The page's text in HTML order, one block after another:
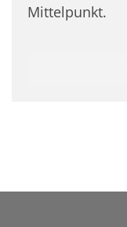
Mittelpunkt.